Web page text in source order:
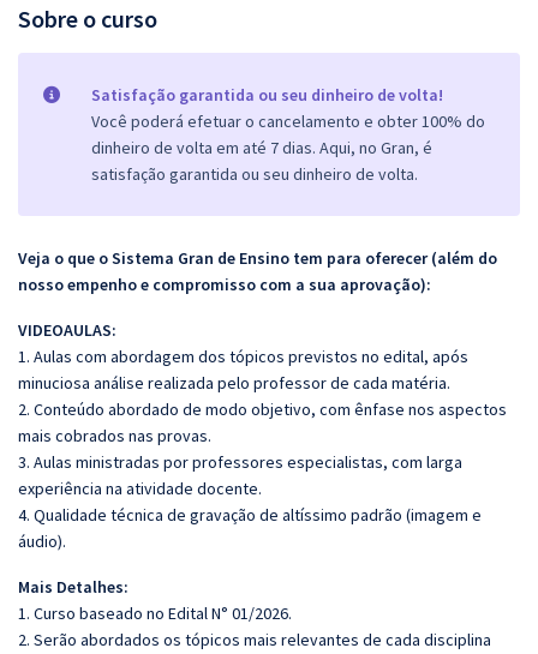
Sobre o curso
Satisfação garantida ou seu dinheiro de volta!
Você poderá efetuar o cancelamento e obter 100% do
dinheiro de volta em até 7 dias. Aqui, no Gran, é
satisfação garantida ou seu dinheiro de volta.
Veja o que o Sistema Gran de Ensino tem para oferecer (além do
nosso empenho e compromisso com a sua aprovação):
VIDEOAULAS:
1. Aulas com abordagem dos tópicos previstos no edital, após
minuciosa análise realizada pelo professor de cada matéria.
2. Conteúdo abordado de modo objetivo, com ênfase nos aspectos
mais cobrados nas provas.
3. Aulas ministradas por professores especialistas, com larga
experiência na atividade docente.
4. Qualidade técnica de gravação de altíssimo padrão (imagem e
áudio).
Mais Detalhes:
1. Curso baseado no Edital N° 01/2026.
2. Serão abordados os tópicos mais relevantes de cada disciplina